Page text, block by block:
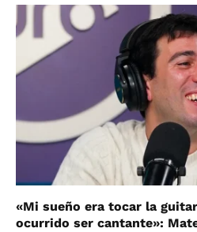
«Mi sueño era tocar la
ocurrido ser cantante»: